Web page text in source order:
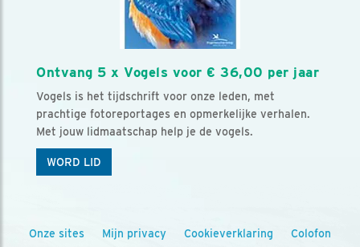
Ontvang 5 x Vogels voor € 36,00 per jaar
Vogels is het tijdschrift voor onze leden, met
prachtige fotoreportages en opmerkelijke verhalen.
Met jouw lidmaatschap help je de vogels.
WORD LID
Onze sites Mijn privacy Cookieverklaring Colofon